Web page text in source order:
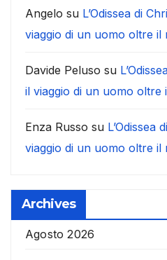
Angelo su L’Odissea di
viaggio di un uomo oltre il
Davide Peluso su
il viaggio di un uomo oltre
Enza Russo su L’Odissea
viaggio di un uomo oltre il
Archives
Agosto 2026